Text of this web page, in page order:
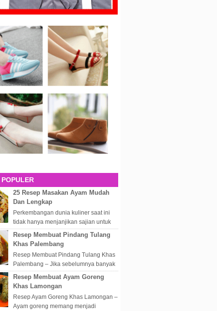
25 Resep Masakan Ayam Mudah
Dan Lengkap
Perkembangan dunia kuliner saat ini
tidak hanya menjanjikan sajian untuk
disantap nikmat sekali hap. Akan tetapi
lebih dari itu dunia kuline...
Resep Membuat Pindang Tulang
Khas Palembang
Resep Membuat Pindang Tulang Khas
Palembang – Jika sebelumnya banyak
masakan Palembang yang berbau
olahan laut, maka kali kita akan
Resep Membuat Ayam Goreng
Khas Lamongan
Resep Ayam Goreng Khas Lamongan –
Ayam goreng memang menjadi